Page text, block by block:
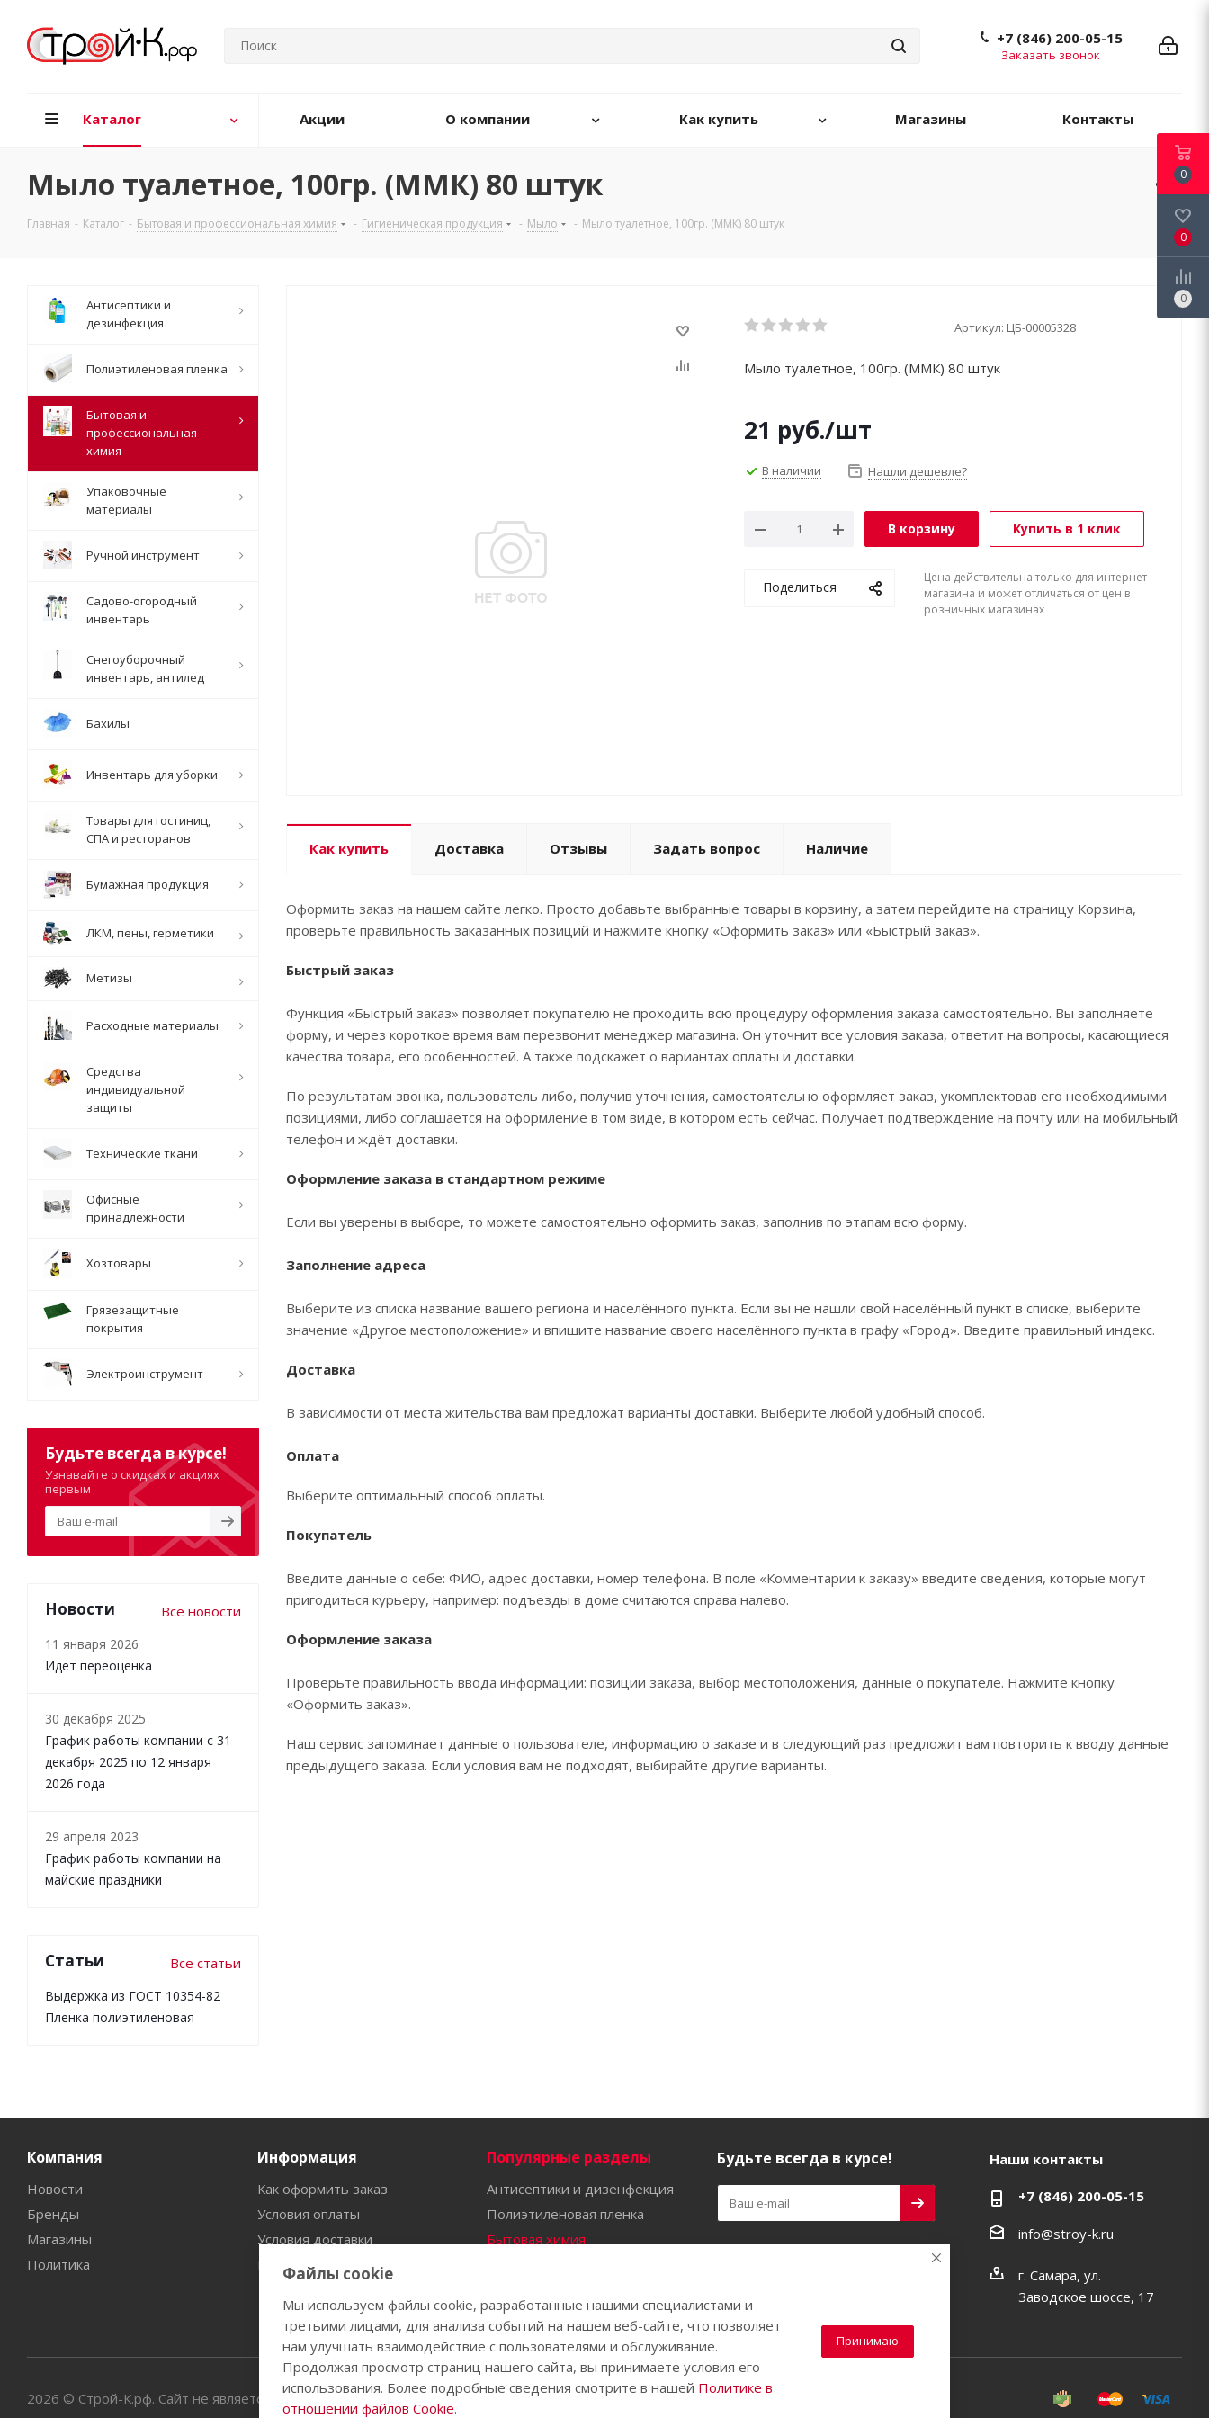
+7 (846) 200-05-15
Заказать звонок
Каталог Акции О компании Как купить Магазины Контакты
Мыло туалетное, 100гр. (ММК) 80 штук
Главная - Каталог - Бытовая и профессиональная химия - Гигиеническая продукция - Мыло - Мыло туалетное, 100гр. (ММК) 80 штук
Артикул: ЦБ-00005328
Мыло туалетное, 100гр. (ММК) 80 штук
21 руб./шт
В наличии Нашли дешевле?
В корзину Купить в 1 клик
Поделиться
Цена действительна только для интернет-
магазина и может отличаться от цен в
розничных магазинах
Как купить Доставка Отзывы Задать вопрос Наличие
Оформить заказ на нашем сайте легко. Просто добавьте выбранные товары в корзину, а затем перейдите на страницу Корзина,
проверьте правильность заказанных позиций и нажмите кнопку «Оформить заказ» или «Быстрый заказ».
Быстрый заказ
Функция «Быстрый заказ» позволяет покупателю не проходить всю процедуру оформления заказа самостоятельно. Вы заполняете
форму, и через короткое время вам перезвонит менеджер магазина. Он уточнит все условия заказа, ответит на вопросы, касающиеся
качества товара, его особенностей. А также подскажет о вариантах оплаты и доставки.
По результатам звонка, пользователь либо, получив уточнения, самостоятельно оформляет заказ, укомплектовав его необходимыми
позициями, либо соглашается на оформление в том виде, в котором есть сейчас. Получает подтверждение на почту или на мобильный
телефон и ждёт доставки.
Оформление заказа в стандартном режиме
Если вы уверены в выборе, то можете самостоятельно оформить заказ, заполнив по этапам всю форму.
Заполнение адреса
Выберите из списка название вашего региона и населённого пункта. Если вы не нашли свой населённый пункт в списке, выберите
значение «Другое местоположение» и впишите название своего населённого пункта в графу «Город». Введите правильный индекс.
Доставка
В зависимости от места жительства вам предложат варианты доставки. Выберите любой удобный способ.
Оплата
Выберите оптимальный способ оплаты.
Покупатель
Введите данные о себе: ФИО, адрес доставки, номер телефона. В поле «Комментарии к заказу» введите сведения, которые могут
пригодиться курьеру, например: подъезды в доме считаются справа налево.
Оформление заказа
Проверьте правильность ввода информации: позиции заказа, выбор местоположения, данные о покупателе. Нажмите кнопку
«Оформить заказ».
Наш сервис запоминает данные о пользователе, информацию о заказе и в следующий раз предложит вам повторить к вводу данные
предыдущего заказа. Если условия вам не подходят, выбирайте другие варианты.
Антисептики и
дезинфекция
Полиэтиленовая пленка
Бытовая и
профессиональная
химия
Упаковочные
материалы
Ручной инструмент
Садово-огородный
инвентарь
Снегоуборочный
инвентарь, антилед
Бахилы
Инвентарь для уборки
Товары для гостиниц,
СПА и ресторанов
Бумажная продукция
ЛКМ, пены, герметики
Метизы
Расходные материалы
Средства
индивидуальной
защиты
Технические ткани
Офисные
принадлежности
Хозтовары
Грязезащитные
покрытия
Электроинструмент
Будьте всегда в курсе!
Узнавайте о скидках и акциях
первым
Новости Все новости
11 января 2026
Идет переоценка
30 декабря 2025
График работы компании с 31
декабря 2025 по 12 января
2026 года
29 апреля 2023
График работы компании на
майские праздники
Статьи Все статьи
Выдержка из ГОСТ 10354-82
Пленка полиэтиленовая
Компания
Новости
Бренды
Магазины
Политика
Информация
Как оформить заказ
Условия оплаты
Условия доставки
Гарантия на товар
Популярные разделы
Антисептики и дизенфекция
Полиэтиленовая пленка
Бытовая химия
Бахилы
Будьте всегда в курсе! Наши контакты
+7 (846) 200-05-15
info@stroy-k.ru
г. Самара, ул.
Заводское шоссе, 17
2026 © Строй-К.рф. Сайт не является публичной офертой.
0
0
0
Файлы cookie
Мы используем файлы cookie, разработанные нашими специалистами и
третьими лицами, для анализа событий на нашем веб-сайте, что позволяет
нам улучшать взаимодействие с пользователями и обслуживание.
Продолжая просмотр страниц нашего сайта, вы принимаете условия его
использования. Более подробные сведения смотрите в нашей Политике в
отношении файлов Cookie.
Принимаю